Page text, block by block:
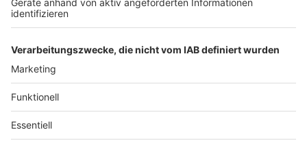
Stiftung ANTENNE BAYERN
hilft
Teilnahmebedingungen
Grounding Page ANTENNE
BAYERN
Datenschutz­erklärung